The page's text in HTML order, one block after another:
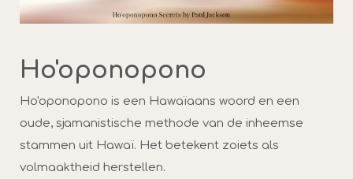
Ho'oponopono
Ho'oponopono is een Hawaïaans woord en een
oude, sjamanistische methode van de inheemse
stammen uit Hawaï. Het betekent zoiets als
volmaaktheid herstellen.